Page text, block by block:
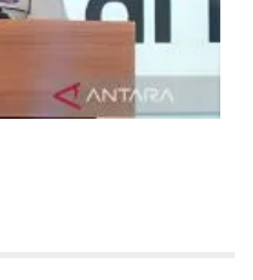
Sains Kepolisian